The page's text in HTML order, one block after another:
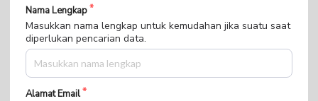
Nama Lengkap
Masukkan nama lengkap untuk kemudahan jika suatu saat
diperlukan pencarian data.
Alamat Email